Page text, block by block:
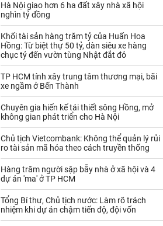
Khí đốt
Kim loại khác Mắc ca
Muối
Nhựa - Hạt nhựa
Palladium Phân bón
Rau - Củ -Quả Sắt thép
Sữa
Than Thức ăn chăn nuôi
Thủy hải sản khác Tôm
Hà Nội giao hơn 6 ha đất xây nhà xã hội
nghìn tỷ đồng
Khối tài sản hàng trăm tỷ của Huấn Hoa
Hồng: Từ biệt thự 50 tỷ, dàn siêu xe hàng
chục tỷ đến vườn tùng Nhật đắt đỏ
TP HCM tính xây trung tâm thương mại, bãi
xe ngầm ở Bến Thành
Chuyên gia hiến kế tái thiết sông Hồng, mở
không gian phát triển cho Hà Nội
Chủ tịch Vietcombank: Không thể quản lý rủi
ro tài sản mã hóa theo cách truyền thống
Hàng trăm người sập bẫy nhà ở xã hội và 4
dự án 'ma' ở TP HCM
Tổng Bí thư, Chủ tịch nước: Làm rõ trách
nhiệm khi dự án chậm tiến độ, đội vốn